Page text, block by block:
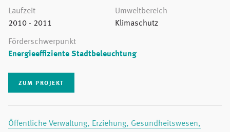
Laufzeit
2010 - 2011
Umweltbereich
Klimaschutz
Förderschwerpunkt
Energieeffiziente Stadtbeleuchtung
ZUM PROJEKT
Öffentliche Verwaltung, Erziehung, Gesundheitswesen,